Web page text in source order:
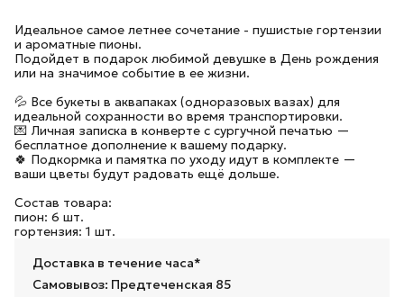
Идеальное самое летнее сочетание - пушистые гортензии
и ароматные пионы.
Подойдет в подарок любимой девушке в День рождения
или на значимое событие в ее жизни.
💦 Все букеты в аквапаках (одноразовых вазах) для
идеальной сохранности во время транспортировки.
💌 Личная записка в конверте с сургучной печатью —
бесплатное дополнение к вашему подарку.
🍀 Подкормка и памятка по уходу идут в комплекте —
ваши цветы будут радовать ещё дольше.
Состав товара:
пион: 6 шт.
гортензия: 1 шт.
Доставка в течение часа*
Самовывоз: Предтеченская 85